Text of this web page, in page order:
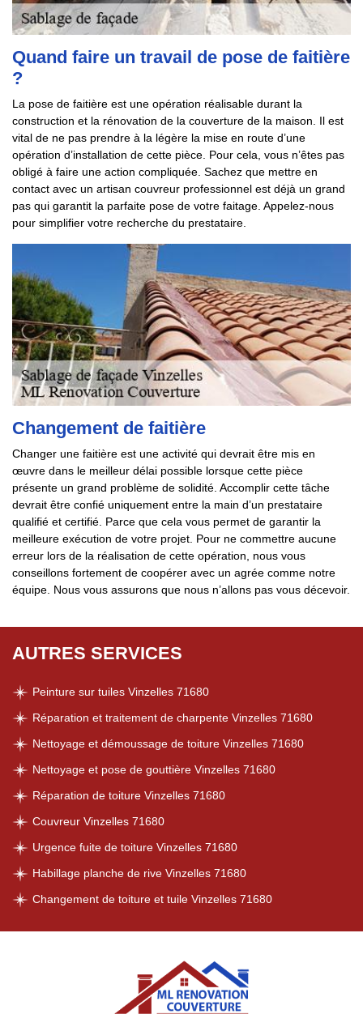
Quand faire un travail de pose de faitière
?
La pose de faitière est une opération réalisable durant la
construction et la rénovation de la couverture de la maison. Il est
vital de ne pas prendre à la légère la mise en route d’une
opération d’installation de cette pièce. Pour cela, vous n’êtes pas
obligé à faire une action compliquée. Sachez que mettre en
contact avec un artisan couvreur professionnel est déjà un grand
pas qui garantit la parfaite pose de votre faitage. Appelez-nous
pour simplifier votre recherche du prestataire.
Changement de faitière
Changer une faitière est une activité qui devrait être mis en
œuvre dans le meilleur délai possible lorsque cette pièce
présente un grand problème de solidité. Accomplir cette tâche
devrait être confié uniquement entre la main d’un prestataire
qualifié et certifié. Parce que cela vous permet de garantir la
meilleure exécution de votre projet. Pour ne commettre aucune
erreur lors de la réalisation de cette opération, nous vous
conseillons fortement de coopérer avec un agrée comme notre
équipe. Nous vous assurons que nous n’allons pas vous décevoir.
AUTRES SERVICES
Peinture sur tuiles Vinzelles 71680
Réparation et traitement de charpente Vinzelles 71680
Nettoyage et démoussage de toiture Vinzelles 71680
Nettoyage et pose de gouttière Vinzelles 71680
Réparation de toiture Vinzelles 71680
Couvreur Vinzelles 71680
Urgence fuite de toiture Vinzelles 71680
Habillage planche de rive Vinzelles 71680
Changement de toiture et tuile Vinzelles 71680